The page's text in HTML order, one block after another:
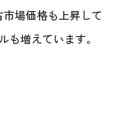
場価格も上昇して
も増えています。